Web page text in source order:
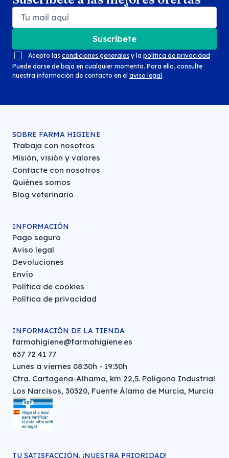
Suscríbete
Acepto las condiciones generales y la política de privacidad
Puede darse de baja en cualquier momento. Para ello, consulte
nuestra información de contacto en el aviso legal .
SOBRE FARMA HIGIENE
Trabaja con nosotros
Misión, visión y valores
Contacte con nosotros
Quiénes somos
Blog veterinario
INFORMACIÓN
Pago seguro
Aviso legal
Devoluciones
Envío
Política de cookies
Política de privacidad
INFORMACIÓN DE LA TIENDA
farmahigiene@farmahigiene.es
637 72 41 77
Lunes a viernes 08:30h - 19:30h
Ctra. Cartagena-Alhama, km 22,5. Polígono Industrial
Los Narcisos, 30320, Fuente Álamo de Murcia, Murcia
TU SATISFACCIÓN, ¡NUESTRA PRIORIDAD!